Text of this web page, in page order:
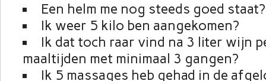
Een helm me nog steeds goed
Ik weer 5 kilo ben aangekomen?
Ik dat toch raar vind na 3 liter wijn
maaltijden met minimaal 3 gangen?
Ik 5 massages heb gehad in de